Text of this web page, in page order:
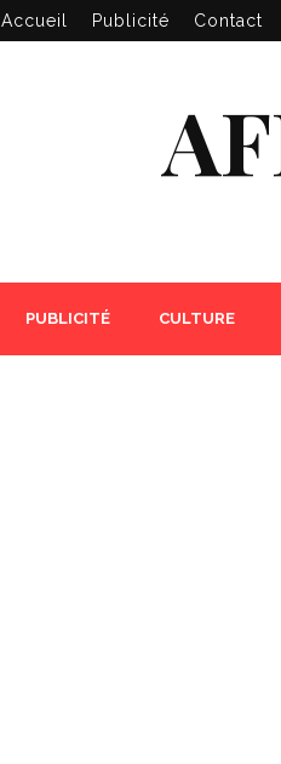
Accueil Publicité Contact
PUBLICITÉ CULTURE